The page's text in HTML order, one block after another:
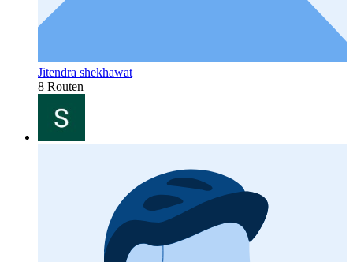
Jitendra shekhawat
8 Routen